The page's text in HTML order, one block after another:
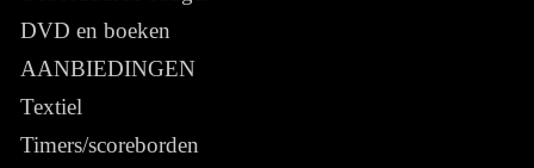
DVD en boeken
AANBIEDINGEN
Textiel
Timers/scoreborden